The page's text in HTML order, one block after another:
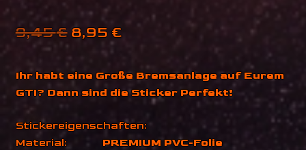
9,45€Ursprünglicher
Preis
war:
8,95€Aktueller
ist:
8,95 €.
Ihr habt eine Große Bremsanlage auf Eurem
GTI? Dann sind die Sticker Perfekt!
Stickereigenschaften:
Material: PREMIUM PVC-Folie